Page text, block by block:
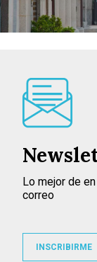
Lo mejor de
correo
INSCRIBIRME